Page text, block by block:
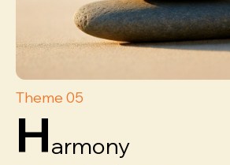
Theme 05
Harmony